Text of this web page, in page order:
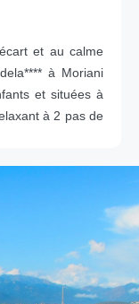
et au calme
à Moriani
et situées à
à 2 pas de